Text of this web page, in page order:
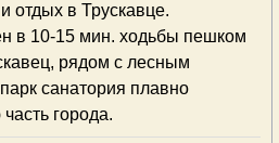
отдых в Трускавце.
в 10-15 мин. ходьбы пешком
рядом с лесным
санатория плавно
города.